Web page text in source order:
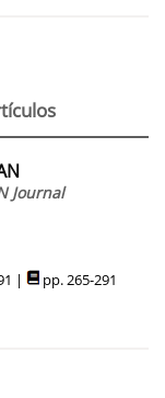
Journal
| pp. 265-291